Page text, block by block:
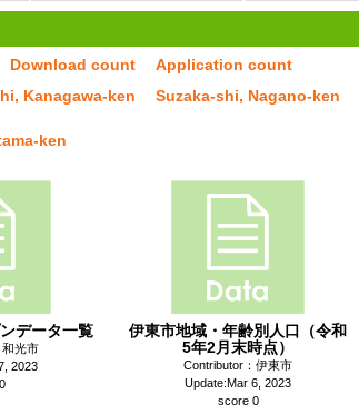
Download count Application count
Kanagawa-ken Suzaka-shi, Nagano-ken
ken
データ一覧
光市
2023
伊東市地域・年齢別人口（令和
5年2月末時点）
Contributor：伊東市
Update:Mar 6, 2023
score 0